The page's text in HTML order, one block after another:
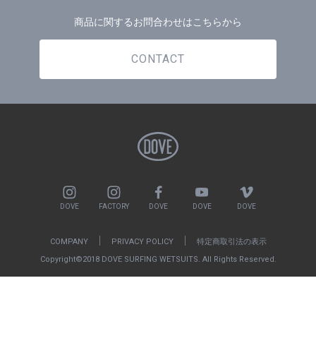
商品に関するお問合わせはこちらから
CONTACT
DOVE FACTORY DOVE DOVE DOVE
COMPANY PRIVACY POLICY
特定商取引法の表示
Copyright©2018 DOVE SURFING WETSUITS. All Rights Reserved.